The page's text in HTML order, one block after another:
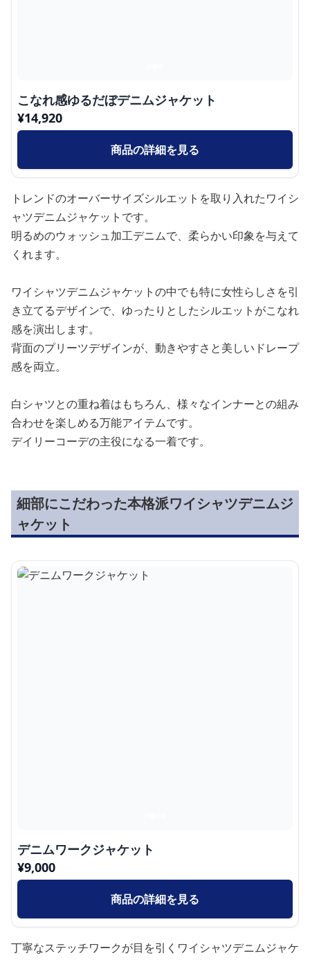
こなれ感ゆるだぼデニムジャケット
¥14,920
商品の詳細を見る
トレンドのオーバーサイズシルエットを取り入れたワイシ
ャツデニムジャケットです。
明るめのウォッシュ加工デニムで、柔らかい印象を与えて
くれます。
ワイシャツデニムジャケットの中でも特に女性らしさを引
き立てるデザインで、ゆったりとしたシルエットがこなれ
感を演出します。
背面のプリーツデザインが、動きやすさと美しいドレープ
感を両立。
白シャツとの重ね着はもちろん、様々なインナーとの組み
合わせを楽しめる万能アイテムです。
デイリーコーデの主役になる一着です。
細部にこだわった本格派ワイシャツデニムジ
ャケット
デニムワークジャケット
¥9,000
商品の詳細を見る
丁寧なステッチワークが目を引くワイシャツデニムジャケ